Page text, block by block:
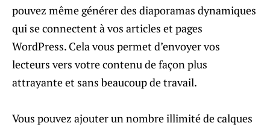
pouvez même générer des diaporamas dynamiques
qui se connectent à vos articles et pages
WordPress. Cela vous permet d’envoyer vos
lecteurs vers votre contenu de façon plus
attrayante et sans beaucoup de travail.
Vous pouvez ajouter un nombre illimité de calques